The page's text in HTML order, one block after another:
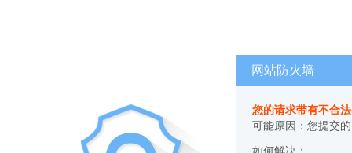
网站防火墙
您的请求带有不合
可能原因：您提交